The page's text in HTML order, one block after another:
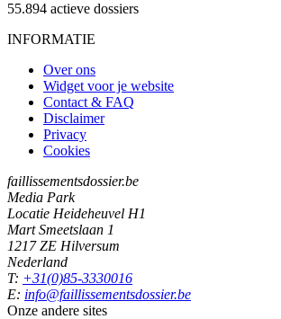
55.894 actieve dossiers
INFORMATIE
Over ons
Widget voor je website
Contact & FAQ
Disclaimer
Privacy
Cookies
faillissementsdossier.be
Media Park
Locatie Heideheuvel H1
Mart Smeetslaan 1
1217 ZE Hilversum
Nederland
T: +31(0)85-3330016
E: info@faillissementsdossier.be
Onze andere sites